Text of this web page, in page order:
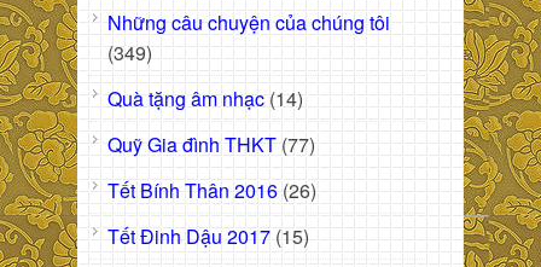
Những câu chuyện của chúng tôi
(349)
Quà tặng âm nhạc (14)
Quỹ Gia đình THKT (77)
Tết Bính Thân 2016 (26)
Tết Đinh Dậu 2017 (15)